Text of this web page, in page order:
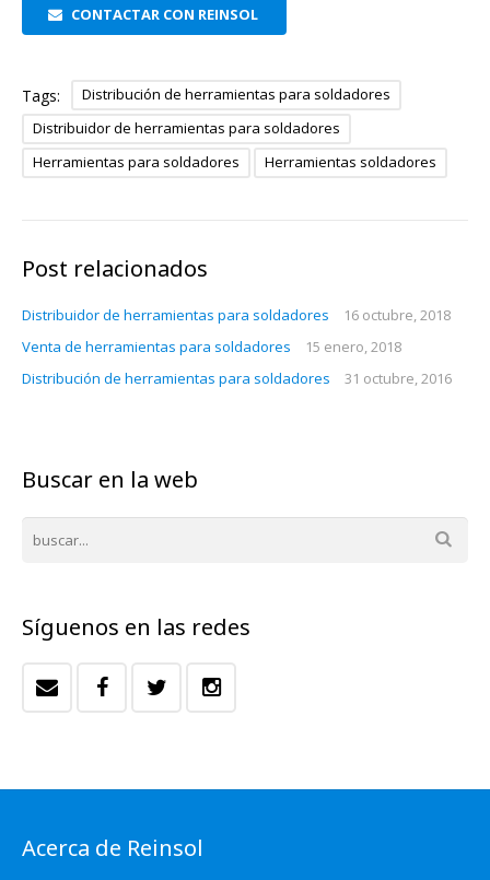
CONTACTAR CON REINSOL
Tags:
Distribución de herramientas para soldadores
Distribuidor de herramientas para soldadores
Herramientas para soldadores
Herramientas soldadores
Post relacionados
Distribuidor de herramientas para soldadores
16 octubre, 2018
Venta de herramientas para soldadores
15 enero, 2018
Distribución de herramientas para soldadores
31 octubre, 2016
Buscar en la web
Síguenos en las redes
Acerca de Reinsol